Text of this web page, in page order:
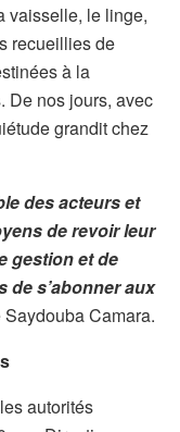
vaisselle, le linge,
recueillies de
à la
De nos jours, avec
grandit chez
des acteurs et
de revoir leur
gestion et de
s’abonner aux
Saydouba Camara.
autorités